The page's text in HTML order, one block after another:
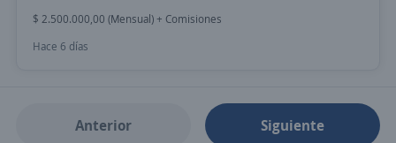
$ 2.500.000,00 (Mensual) + Comisiones
Hace 6 días
Anterior Siguiente